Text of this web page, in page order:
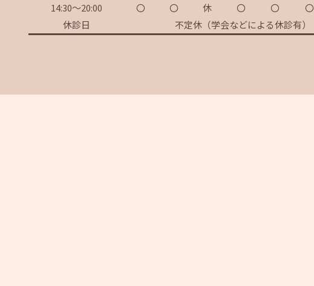
14:30～20:00
〇 〇 休 〇 〇 〇
休診日
不定休（学会などによる休診有）